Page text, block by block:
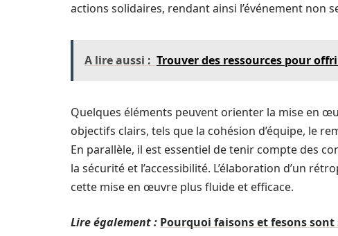
actions solidaires, rendant ainsi l’événement non
A lire aussi : Trouver des ressources pour
Quelques éléments peuvent orienter la mise en
objectifs clairs, tels que la cohésion d’équipe, le
En parallèle, il est essentiel de tenir compte des
la sécurité et l’accessibilité. L’élaboration d’un
cette mise en œuvre plus fluide et efficace.
Lire également : Pourquoi faisons et fesons